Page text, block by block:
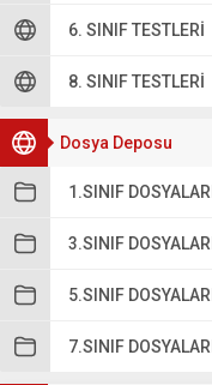
6. SINIF TESTLERI
8. SINIF TESTLERI
Dosya Deposu
1.SINIF DOSYALARI
3.SINIF DOSYALARI
5.SINIF DOSYALARI
7.SINIF DOSYALARI